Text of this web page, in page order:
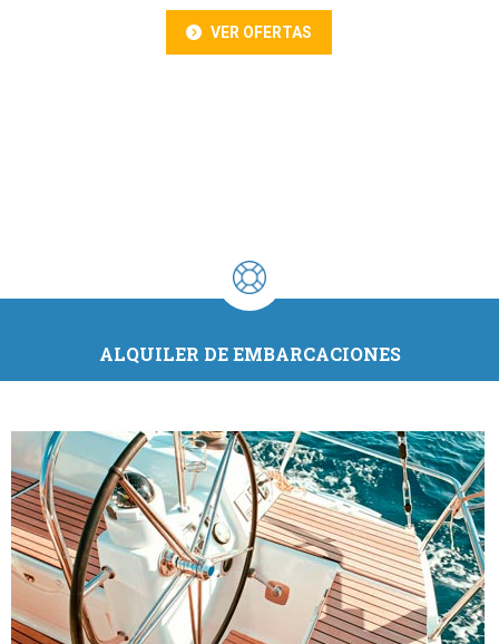
VER OFERTAS
ALQUILER DE EMBARCACIONES